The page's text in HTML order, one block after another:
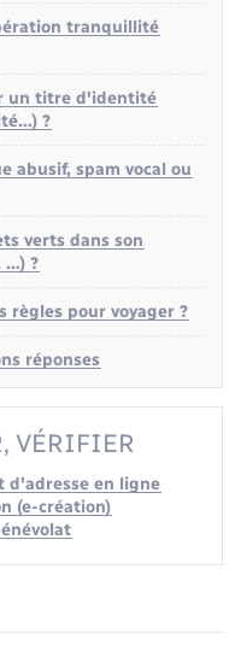
tranquillité
un titre d'identité
?
abusif, spam vocal ou
verts dans son
…) ?
règles pour voyager ?
réponses
VÉRIFIER
d'adresse en ligne
(e-création)